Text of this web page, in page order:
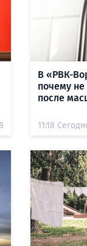
В «РВК-
почему не
после
11:18